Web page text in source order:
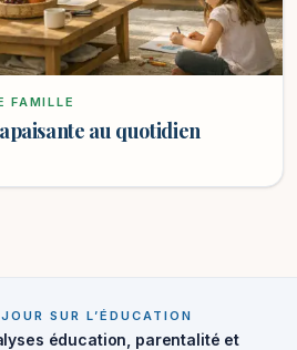
FAMILLE
au quotidien
SUR L’ÉDUCATION
éducation, parentalité et